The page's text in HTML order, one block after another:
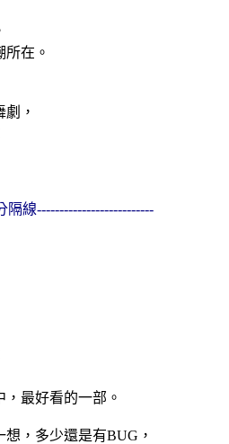
在。
，
隔線--------------------------
最好看的一部。
，多少還是有BUG，